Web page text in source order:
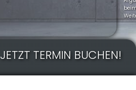
JETZT TERMIN BUCHEN!